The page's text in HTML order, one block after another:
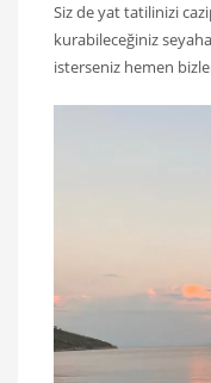
Siz de yat tatilinizi
kurabileceğiniz
isterseniz hemen